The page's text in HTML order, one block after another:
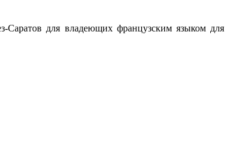
Саратов для владеющих французским языком для